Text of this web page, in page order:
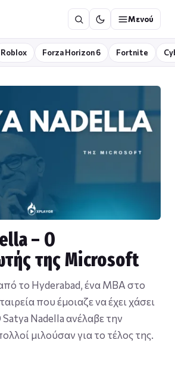
Μενού
Roblox Forza Horizon 6 Fortnite
– Ο
της Microsoft
το Hyderabad, ένα MBA στο
που έμοιαζε να έχει χάσει
Nadella ανέλαβε την
μιλούσαν για το τέλος της.